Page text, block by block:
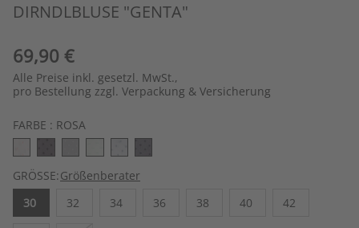
DIRNDLBLUSE "GENTA"
69,90 €
Alle Preise inkl. gesetzl. MwSt.,
pro Bestellung zzgl. Verpackung & Versicherung
FARBE : ROSA
GRÖSSE:Größenberater
30
32 34 36 38 40 42